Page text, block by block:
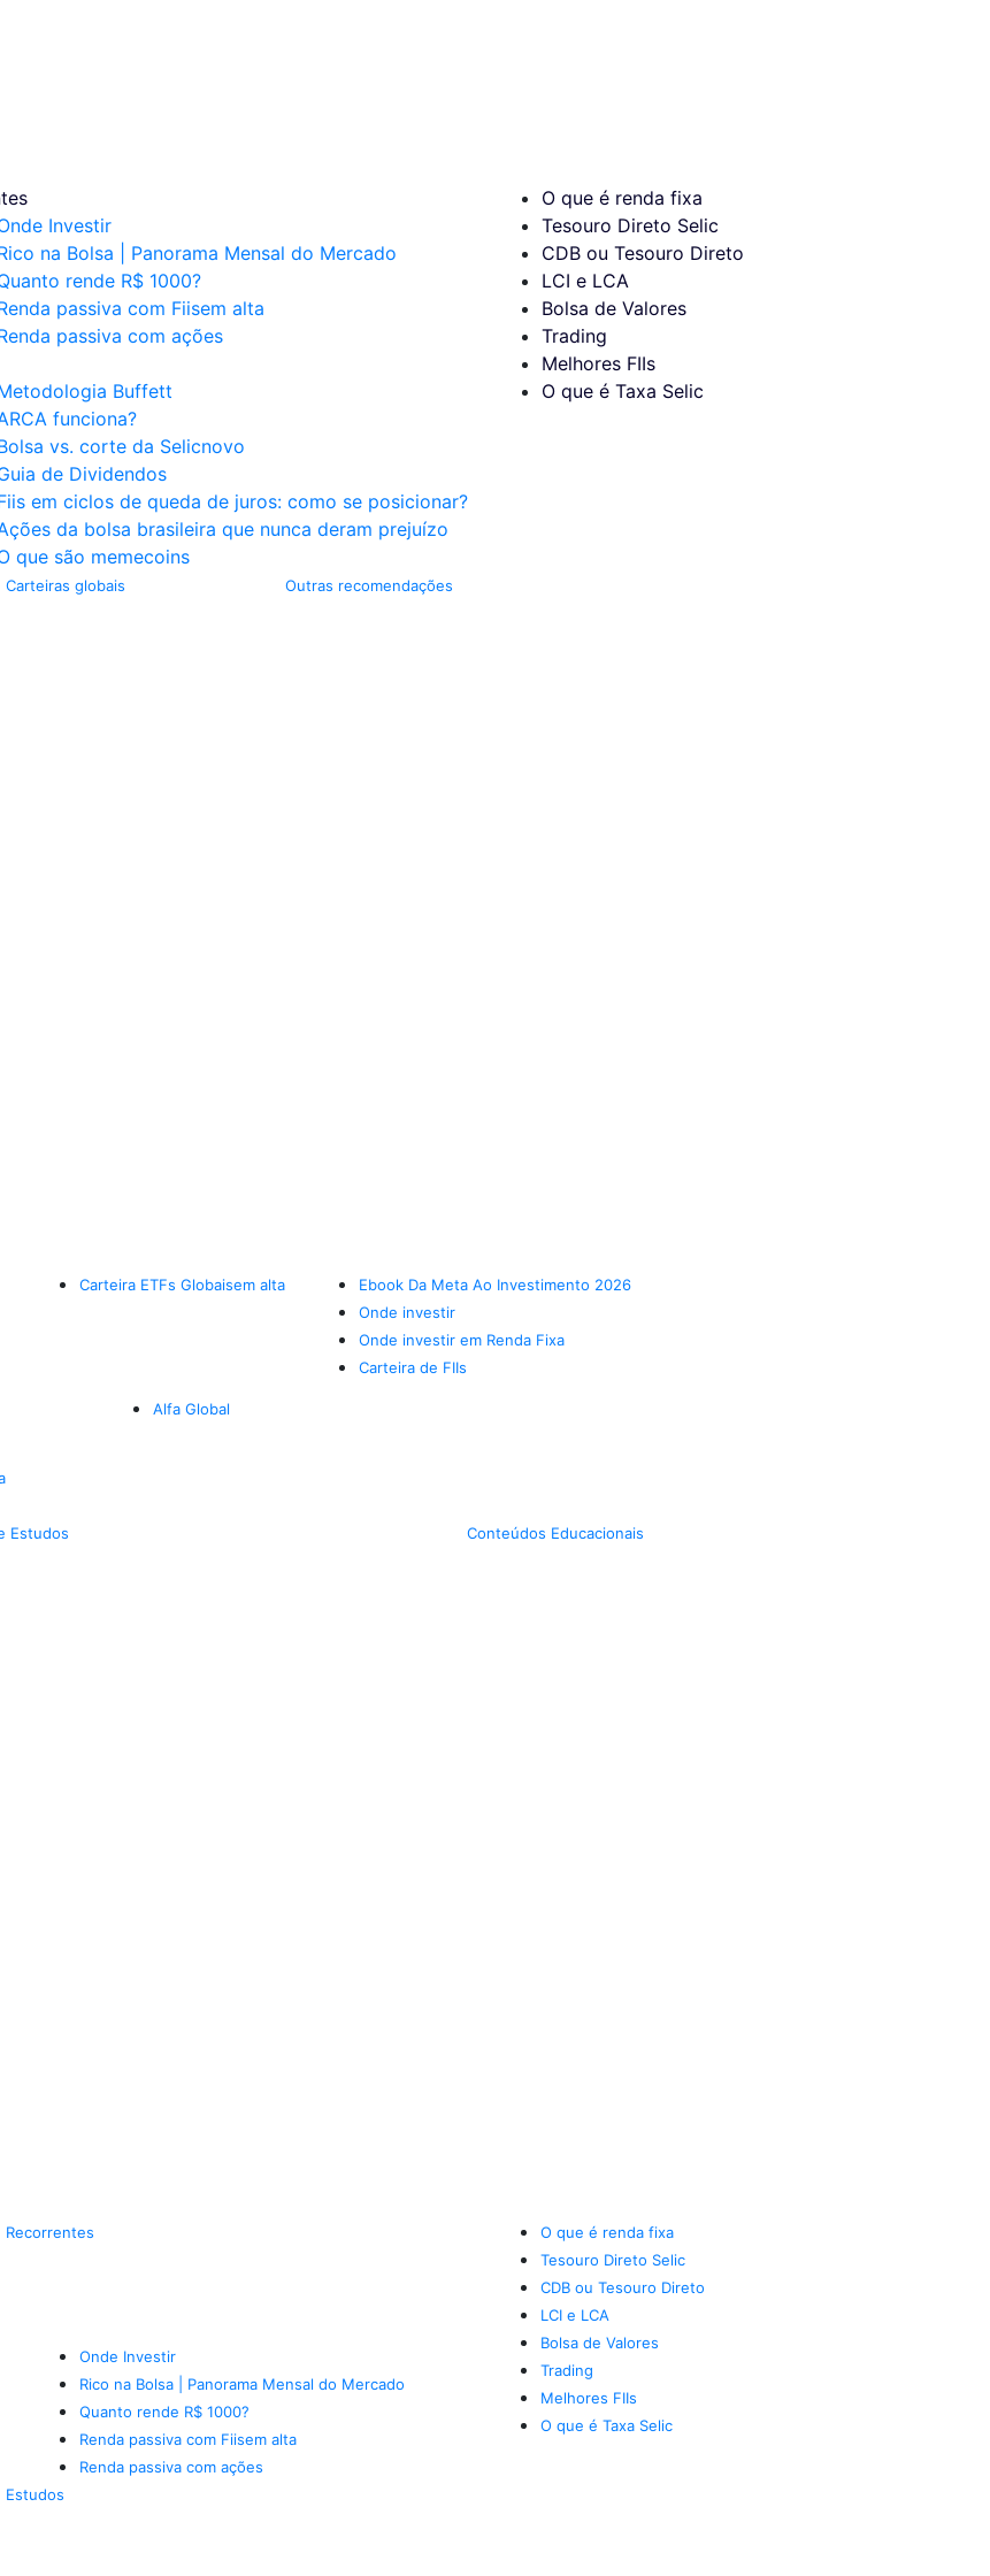
Investir
na Bolsa | Panorama Mensal do Mercado
rende R$ 1000?
passiva com Fiisem alta
passiva com ações
Buffett
funciona?
vs. corte da Selicnovo
de Dividendos
em ciclos de queda de juros: como se posicionar?
da bolsa brasileira que nunca deram prejuízo
que são memecoins
O que é renda fixa
Tesouro Direto Selic
CDB ou Tesouro Direto
LCI e LCA
Bolsa de Valores
Trading
Melhores FIIs
O que é Taxa Selic
Carteiras globais
Carteira ETFs Globaisem alta
Alfa Global
Outras recomendações
Ebook Da Meta Ao Investimento 2026
Onde investir
Onde investir em Renda Fixa
Carteira de FIIs
Estudos
Recorrentes
Onde Investir
Rico na Bolsa | Panorama Mensal do Mercado
Quanto rende R$ 1000?
Renda passiva com Fiisem alta
Renda passiva com ações
Estudos
Conteúdos Educacionais
O que é renda fixa
Tesouro Direto Selic
CDB ou Tesouro Direto
LCI e LCA
Bolsa de Valores
Trading
Melhores FIIs
O que é Taxa Selic